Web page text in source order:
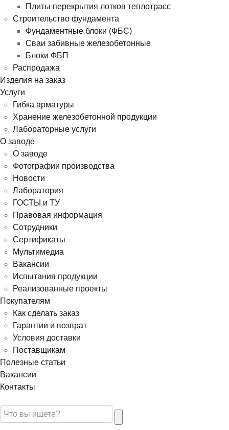
Плиты перекрытия лотков теплотрасс
Строительство фундамента
Фундаментные блоки (ФБС)
Сваи забивные железобетонные
Блоки ФБП
Распродажа
Изделия на заказ
Услуги
Гибка арматуры
Хранение железобетонной продукции
Лабораторные услуги
О заводе
О заводе
Фотографии производства
Новости
Лаборатория
ГОСТЫ и ТУ
Правовая информация
Сотрудники
Сертификаты
Мультимедиа
Вакансии
Испытания продукции
Реализованные проекты
Покупателям
Как сделать заказ
Гарантии и возврат
Условия доставки
Поставщикам
Полезные статьи
Вакансии
Контакты